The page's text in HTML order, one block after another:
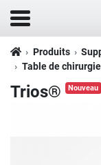
Produits
Table de
Trios® Nouveau